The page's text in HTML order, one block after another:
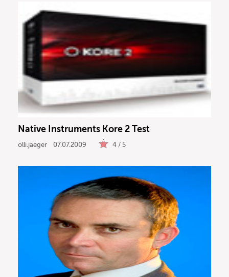
Native Instruments Kore 2 Test
olli.jaeger 07.07.2009 4 / 5